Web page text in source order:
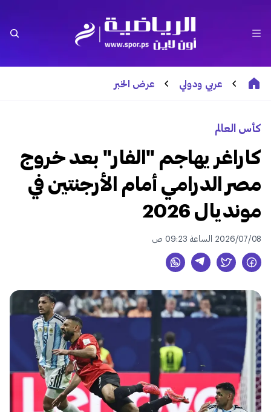
عربي ودولي عرض الخبر
كأس العالم
كاراغر يهاجم "الفار" بعد خروج
مصر الدرامي أمام الأرجنتين في
مونديال 2026
2026/07/08 الساعة 09:23 ص